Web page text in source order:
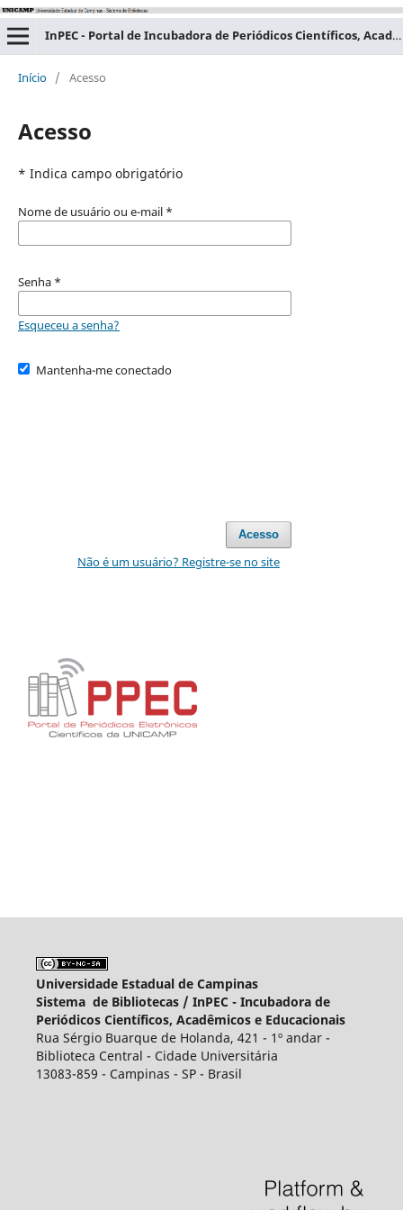
InPEC - Portal de Incubadora de Periódicos Científicos, Acadêmicos e Educacionais
Início / Acesso
Acesso
* Indica campo obrigatório
Nome de usuário ou e-mail *
Senha *
Esqueceu a senha?
Mantenha-me conectado
Acesso
Não é um usuário? Registre-se no site
Universidade Estadual de Campinas
Sistema de Bibliotecas / InPEC - Incubadora de
Periódicos Científicos, Acadêmicos e Educacionais
Rua Sérgio Buarque de Holanda, 421 - 1º andar -
Biblioteca Central - Cidade Universitária
13083-859 - Campinas - SP - Brasil